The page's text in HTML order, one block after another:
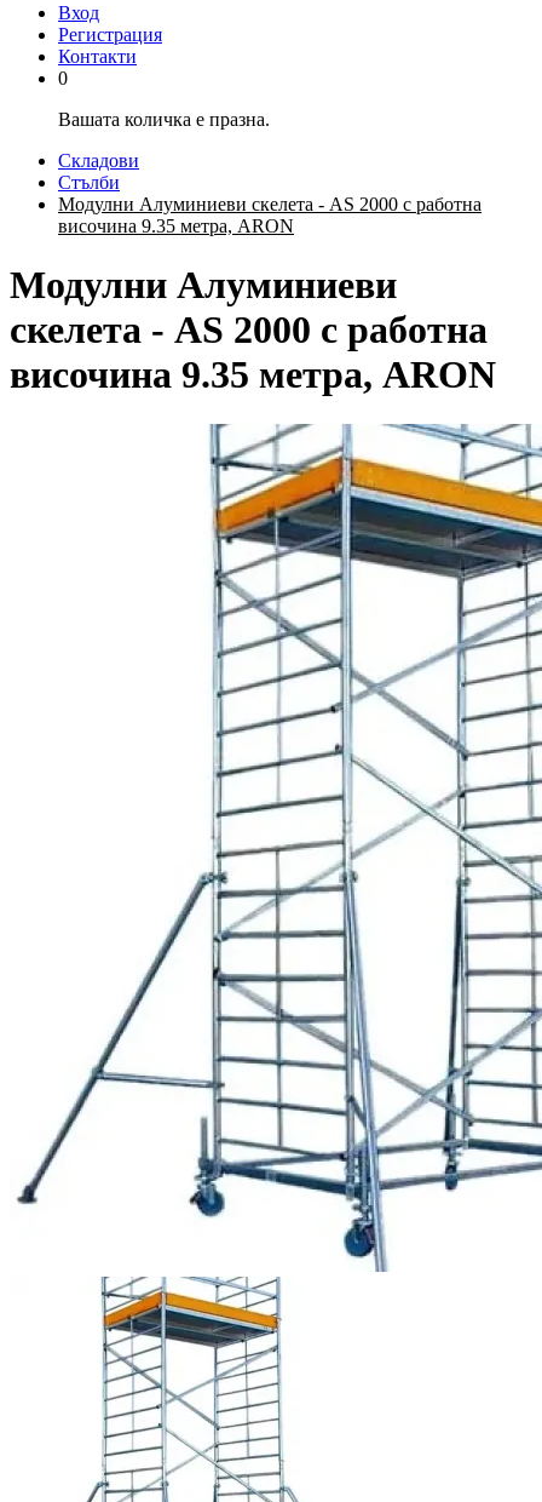
Вход
Регистрация
Контакти
0
Вашата количка е празна.
Складови
Стълби
Модулни Алуминиеви скелета - AS 2000 с работна
височина 9.35 метра, ARON
Модулни Алуминиеви
скелета - AS 2000 с работна
височина 9.35 метра, ARON